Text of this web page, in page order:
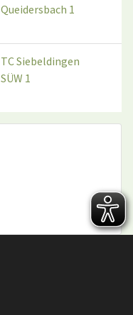
Queidersbach 1
TC Siebeldingen
SÜW 1